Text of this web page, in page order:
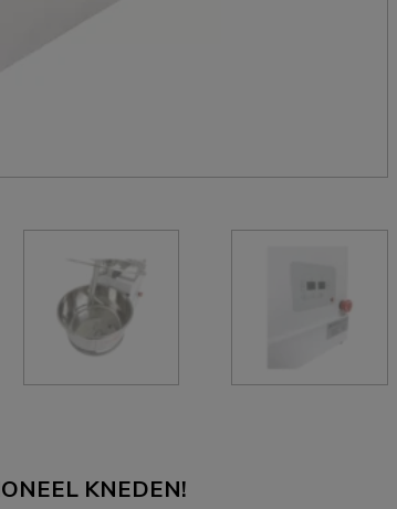
KNEDEN!